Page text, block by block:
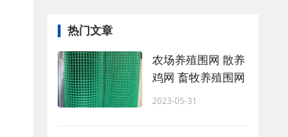
热门文章
农场养殖围网 散养
鸡网 畜牧养殖围网
2023-05-31